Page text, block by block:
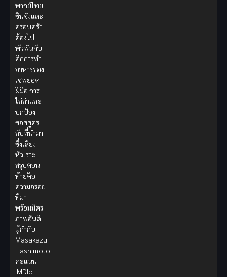
พากย์ไทย
ชินจังและ
ครอบครัว
ต้องไป
พัวพันกับ
ศึกการทำ
อาหารของ
เชฟยอด
ฝีมือ การ
ไล่ล่าและ
ปกป้อง
ซอสสูตร
ลับที่นำมา
ซึ่งเสียง
หัวเราะ
สรุปตอน
ท้ายคือ
ความอร่อย
ที่มา
พร้อมมิตร
ภาพอันดี
ผู้กำกับ:
Masakazu
Hashimoto
คะแนน
IMDb: